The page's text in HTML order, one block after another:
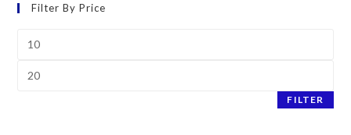
Filter By Price
FILTER